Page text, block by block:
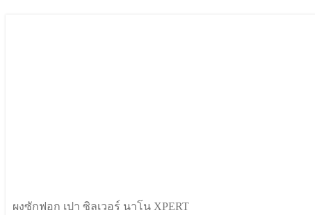
ผงซักฟอก เปา ซิลเวอร์ นาโน XPERT